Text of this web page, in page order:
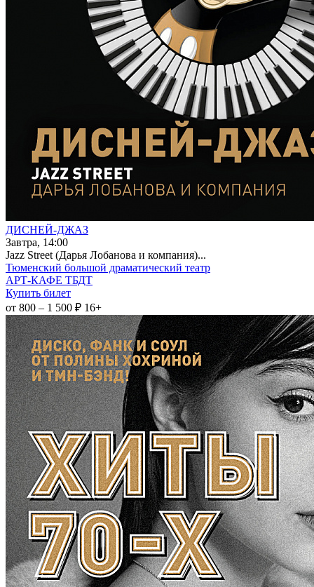
ДИСНЕЙ-ДЖАЗ
Завтра, 14:00
Jazz Street (Дарья Лобанова и компания)...
Тюменский большой драматический театр
АРТ-КАФЕ ТБДТ
Купить билет
от 800 – 1 500 ₽ 16+